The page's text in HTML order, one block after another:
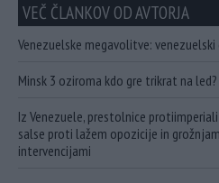
VEČ ČLANKOV OD AVTORJA
Venezuelske megavolitve:
Minsk 3 oziroma kdo gre trikrat na led?
Iz Venezuele, prestolnice
salse proti lažem opozicije in
intervencijami